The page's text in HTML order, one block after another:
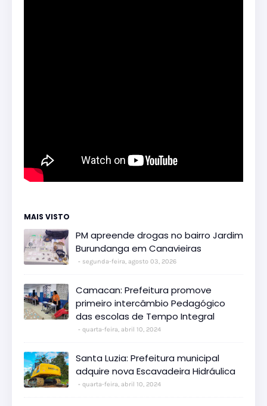
MAIS VISTO
PM apreende drogas no bairro Jardim
Burundanga em Canavieiras
segunda-feira, agosto 03, 2026
Camacan: Prefeitura promove
primeiro intercâmbio Pedagógico
das escolas de Tempo Integral
quarta-feira, abril 10, 2024
Santa Luzia: Prefeitura municipal
adquire nova Escavadeira Hidráulica
quarta-feira, abril 10, 2024